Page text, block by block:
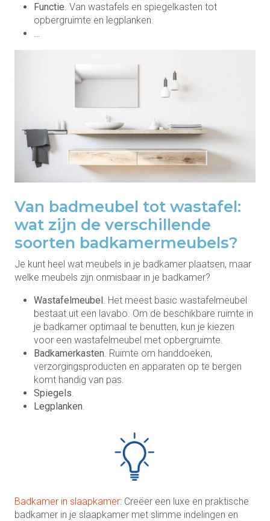
Functie . Van wastafels en spiegelkasten tot
opbergruimte en legplanken.
Van badmeubel tot wastafel:
wat zijn de verschillende
soorten badkamermeubels?
Je kunt heel wat meubels in je badkamer plaatsen, maar
welke meubels zijn onmisbaar in je badkamer?
Wastafelmeubel . Het meest basic wastafelmeubel
bestaat uit een lavabo. Om de beschikbare ruimte in
je badkamer optimaal te benutten, kun je kiezen
voor een wastafelmeubel met opbergruimte.
Badkamerkasten . Ruimte om handdoeken,
verzorgingsproducten en apparaten op te bergen
komt handig van pas.
Spiegels
Legplanken
Badkamer in slaapkamer: Creëer een luxe en praktische
badkamer in je slaapkamer met slimme indelingen en